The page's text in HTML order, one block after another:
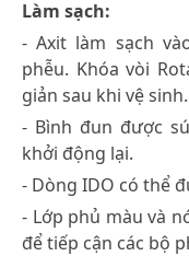
Làm sạch:
- Axit làm sạch
phễu. Khóa vòi
giản sau khi vệ sinh.
- Bình đun được
khởi động lại.
- Dòng IDO có thể
- Lớp phủ màu và
để tiếp cận các bộ